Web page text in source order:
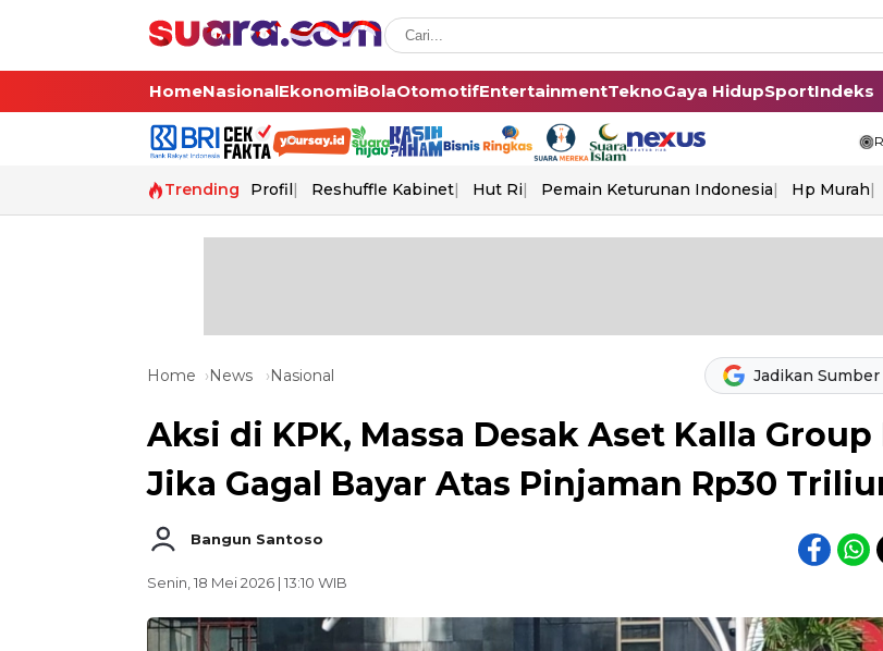
HomeNasionalEkonomiBolaOtomotifEntertainmentTeknoGaya HidupSportIndeks
Trending Profil Reshuffle Kabinet Hut Ri Pemain Keturunan Indonesia Hp Murah
Home News Nasional Jadikan
Aksi di KPK, Massa Desak Aset Kalla
Jika Gagal Bayar Atas Pinjaman Rp30
Bangun Santoso
Senin, 18 Mei 2026 | 13:10 WIB